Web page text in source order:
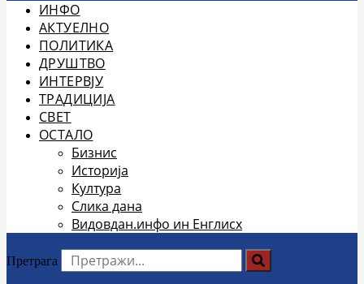
ИНФО
АКТУЕЛНО
ПОЛИТИКА
ДРУШТВО
ИНТЕРВЈУ
ТРАДИЦИЈА
СВЕТ
ОСТАЛО
Бизнис
Историја
Култура
Слика дана
Видовдан.инфо ин Енглисх
Претрага